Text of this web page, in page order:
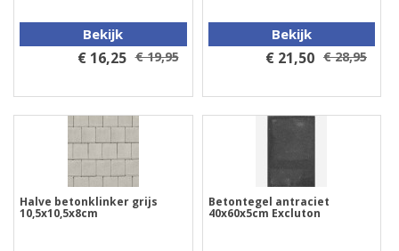
Bekijk
€ 16,25 € 19,95
Bekijk
€ 21,50 € 28,95
Halve betonklinker grijs
10,5x10,5x8cm
Betontegel antraciet
40x60x5cm Excluton